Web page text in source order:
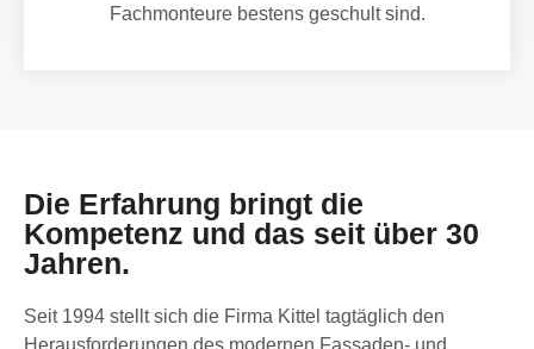
Fachmonteure bestens geschult sind.
Die Erfahrung bringt die
Kompetenz und das seit über 30
Jahren.
Seit 1994 stellt sich die Firma Kittel tagtäglich den
Herausforderungen des modernen Fassaden- und